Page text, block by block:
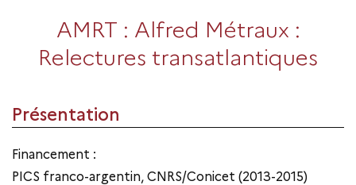
AMRT : Alfred Métraux :
Relectures transatlantiques
Présentation
Financement :
PICS franco-argentin, CNRS/Conicet (2013-2015)